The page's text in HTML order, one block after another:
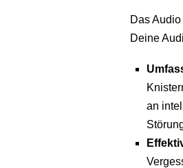
Das
Deine
an